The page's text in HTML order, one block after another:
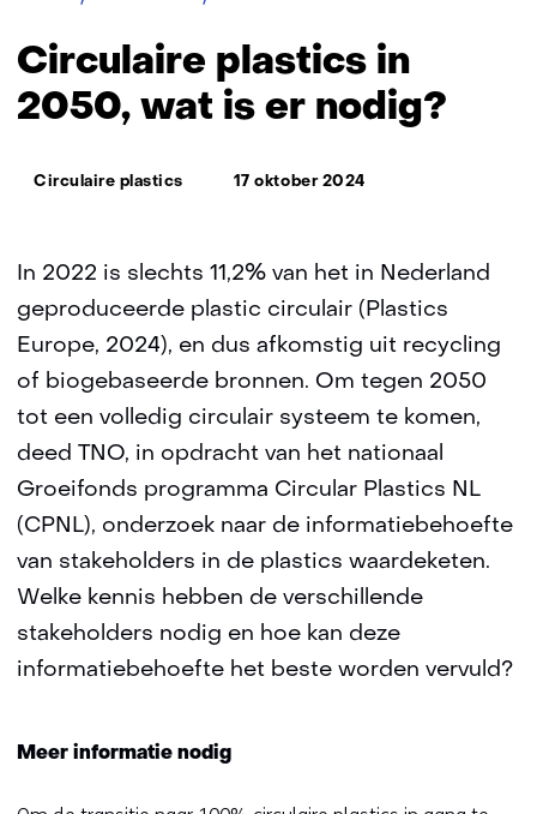
2050,
wat
is
Circulaire plastics in
2050, wat is er nodig?
Thema:
Circulaire plastics 17 oktober 2024
In 2022 is slechts 11,2% van het in Nederland
geproduceerde plastic circulair (Plastics
Europe, 2024), en dus afkomstig uit recycling
of biogebaseerde bronnen. Om tegen 2050
tot een volledig circulair systeem te komen,
deed TNO, in opdracht van het nationaal
Groeifonds programma Circular Plastics NL
(CPNL), onderzoek naar de informatiebehoefte
van stakeholders in de plastics waardeketen.
Welke kennis hebben de verschillende
stakeholders nodig en hoe kan deze
informatiebehoefte het beste worden vervuld?
Meer informatie nodig